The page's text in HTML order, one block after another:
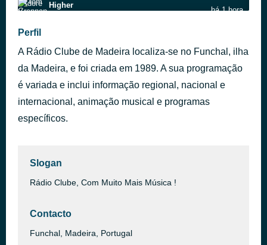
Higher
há 1 hora
How Do I Say Goodbye
Dean Lewis
Material Lover
SIENNA SPIRO
há 1 hora
Feel The Pulse Rising
BeatWizzies
Perfil
A Rádio Clube de Madeira localiza-se no Funchal, ilha
da Madeira, e foi criada em 1989. A sua programação
é variada e inclui informação regional, nacional e
internacional, animação musical e programas
específicos.
Slogan
Rádio Clube, Com Muito Mais Música !
Contacto
Funchal, Madeira, Portugal